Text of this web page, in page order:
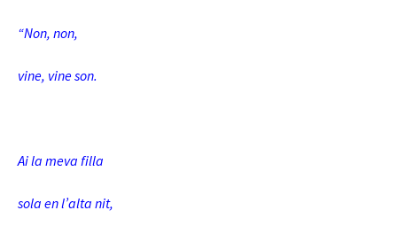
“Non, non,
vine, vine son.
Ai la meva filla
sola en l’alta nit,